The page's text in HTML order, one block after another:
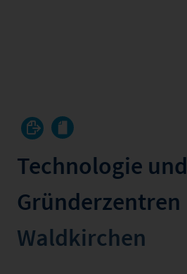
Technologie und
Gründerzentren
Waldkirchen